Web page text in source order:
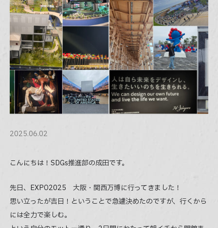
Service サービス
Archivements 実績紹介
Company 会社情報
Blog
Faq よくある質問
Contact 問い合わせ
2025.06.02
こんにちは！SDGs推進部の成田です。
先日、EXPO2025 大阪・関西万博に行ってきました！
思い立ったが吉日！ということで急遽決めたのですが、行くから
には全力で楽しむ。